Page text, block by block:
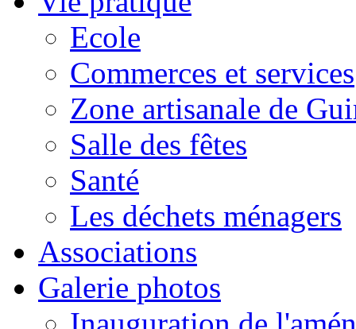
Ecole
Commerces et services
Zone artisanale de
Salle des fêtes
Santé
Les déchets ménagers
Associations
Galerie photos